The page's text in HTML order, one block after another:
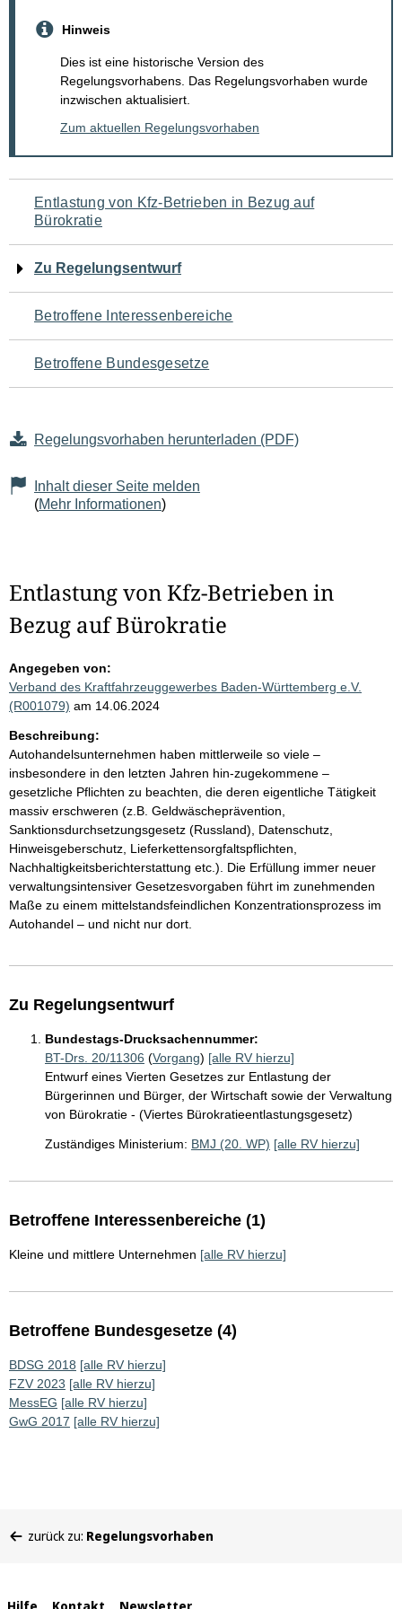
Hinweis
Dies ist eine historische Version des
Regelungsvorhabens. Das Regelungsvorhaben wurde
inzwischen aktualisiert.
Zum aktuellen Regelungsvorhaben
Navigation
für
den
Seiteninhalt
Entlastung von Kfz-Betrieben in Bezug auf
Bürokratie
Zu Regelungsentwurf
Betroffene Interessenbereiche
Betroffene Bundesgesetze
Regelungsvorhaben herunterladen (PDF)
Inhalt dieser Seite melden
(Mehr Informationen)
Entlastung von Kfz-Betrieben in
Bezug auf Bürokratie
Angegeben von:
Verband des Kraftfahrzeuggewerbes Baden-Württemberg e.V.
(R001079) am 14.06.2024
Beschreibung:
Autohandelsunternehmen haben mittlerweile so viele –
insbesondere in den letzten Jahren hin-zugekommene –
gesetzliche Pflichten zu beachten, die deren eigentliche Tätigkeit
massiv erschweren (z.B. Geldwäscheprävention,
Sanktionsdurchsetzungsgesetz (Russland), Datenschutz,
Hinweisgeberschutz, Lieferkettensorgfaltspflichten,
Nachhaltigkeitsberichterstattung etc.). Die Erfüllung immer neuer
verwaltungsintensiver Gesetzesvorgaben führt im zunehmenden
Maße zu einem mittelstandsfeindlichen Konzentrationsprozess im
Autohandel – und nicht nur dort.
Zu Regelungsentwurf
Bundestags-Drucksachennummer:
BT-Drs. 20/11306 (Vorgang) [alle RV hierzu]
Entwurf eines Vierten Gesetzes zur Entlastung der
Bürgerinnen und Bürger, der Wirtschaft sowie der Verwaltung
von Bürokratie - (Viertes Bürokratieentlastungsgesetz)
Zuständiges Ministerium: BMJ (20. WP) [alle RV hierzu]
Betroffene Interessenbereiche (1)
Kleine und mittlere Unternehmen [alle RV hierzu]
Betroffene Bundesgesetze (4)
BDSG 2018 [alle RV hierzu]
FZV 2023 [alle RV hierzu]
MessEG [alle RV hierzu]
GwG 2017 [alle RV hierzu]
befinden
zurück zu: Regelungsvorhaben